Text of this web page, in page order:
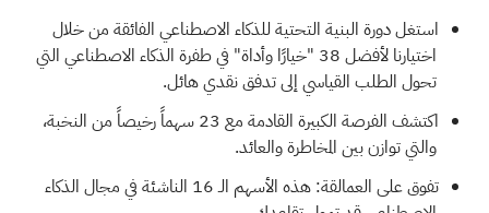
استغل دورة البنية التحتية للذكاء الاصطناعي الفائقة من خلال
اختيارنا لأفضل 38 "خيارًا وأداة" في طفرة الذكاء الاصطناعي
التي
تحول الطلب القياسي إلى تدفق نقدي هائل.
اكتشف الفرصة الكبيرة القادمة مع 23 سهماً رخيصاً من النخبة،
والتي توازن بين المخاطرة والعائد.
تفوق على العمالقة: هذه
الأسهم الـ 16 الناشئة في مجال الذكاء